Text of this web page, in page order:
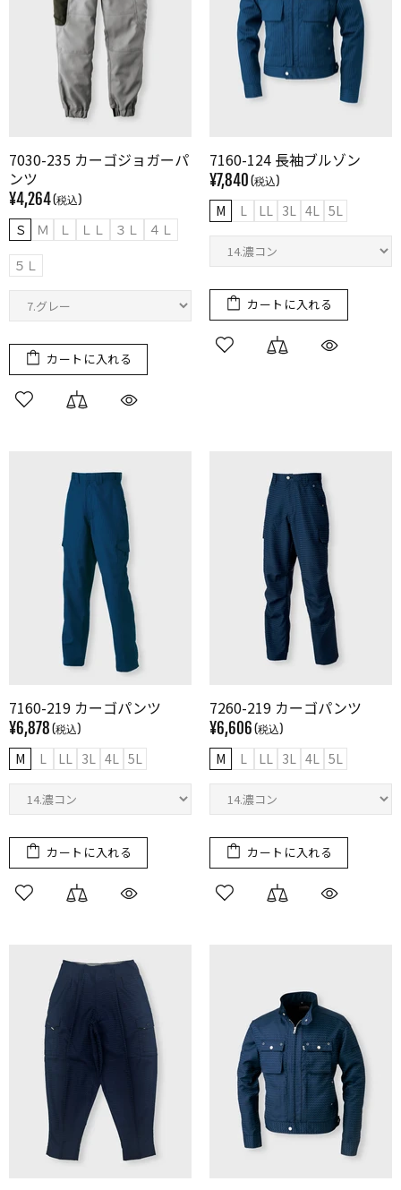
7030-235 カーゴジョガーパ
ンツ
¥4,264
Ｓ Ｍ Ｌ ＬＬ ３Ｌ
４Ｌ
５Ｌ
カートに入れる
7160-124 長袖ブルゾン
¥7,840
M L LL 3L 4L 5L
カートに入れる
7160-219 カーゴパンツ
¥6,878
M L LL 3L 4L 5L
カートに入れる
7260-219 カーゴパンツ
¥6,606
M L LL 3L 4L 5L
カートに入れる